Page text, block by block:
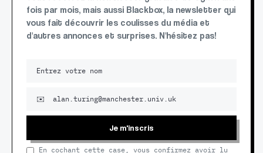
fois par mois, mais aussi Blackbox, la newsletter qui
vous fait découvrir les coulisses du média et
d'autres annonces et surprises. N'hésitez pas!
Je m'inscris
En cochant cette case, vous confirmez avoir lu